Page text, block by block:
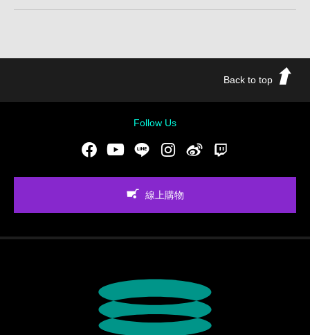
Back to top
Follow Us
FacebookYoutubeLINE Instgram新浪微博
線上購物